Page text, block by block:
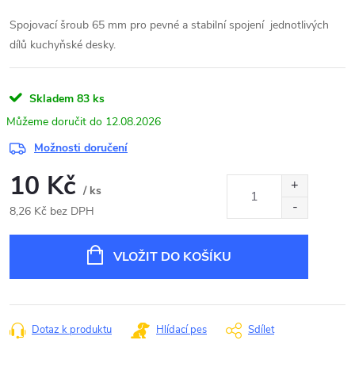
Spojovací šroub 65 mm pro pevné a stabilní spojení jednotlivých
dílů kuchyňské desky.
Skladem 83 ks
12.08.2026
Možnosti doručení
10 Kč / ks
8,26 Kč bez DPH
VLOŽIT DO KOŠÍKU
Dotaz k produktu Hlídací pes Sdílet